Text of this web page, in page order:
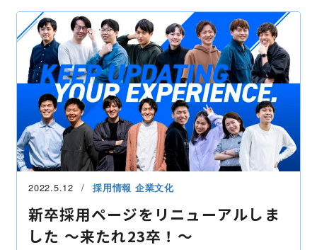
2022.5.12 採用情報 企業文化
新卒採用ページをリニューアルしま
した 〜来たれ23卒！〜